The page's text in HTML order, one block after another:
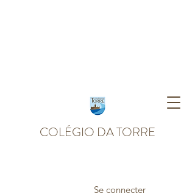
COLÉGIO DA TORRE
Se connecter